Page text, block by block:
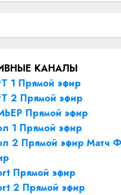
КАНАЛЫ
1 Прямой эфир
2 Прямой эфир
Прямой эфир
1 Прямой эфир
2 Прямой эфир Матч
Прямой эфир
2 Прямой эфир